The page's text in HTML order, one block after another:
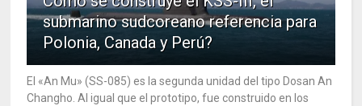
submarino sudcoreano referencia para
Polonia, Canada y Perú?
El «An Mu» (SS-085) es la segunda unidad del tipo Dosan An
Changho. Al igual que el prototipo, fue construido en los